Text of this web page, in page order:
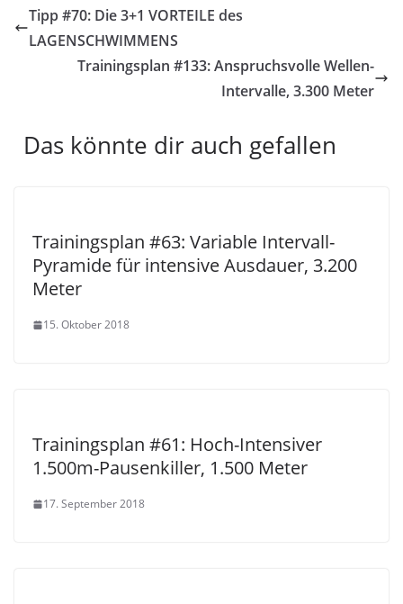
Tipp #70: Die 3+1 VORTEILE des
LAGENSCHWIMMENS
Trainingsplan #133: Anspruchsvolle Wellen-
Intervalle, 3.300 Meter
Das könnte dir auch gefallen
Trainingsplan #63: Variable Intervall-
Pyramide für intensive Ausdauer, 3.200
Meter
15. Oktober 2018
Trainingsplan #61: Hoch-Intensiver
1.500m-Pausenkiller, 1.500 Meter
17. September 2018